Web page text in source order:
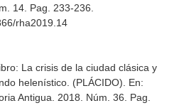
14. Pag. 233-236.
rha2019.14
La crisis de la ciudad clásica y
helenístico. (PLÁCIDO). En:
Antigua . 2018. Núm. 36. Pag.